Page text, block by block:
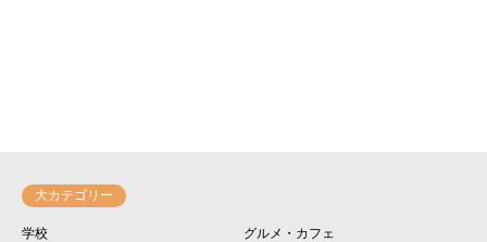
大カテゴリー
学校
グルメ・カフェ